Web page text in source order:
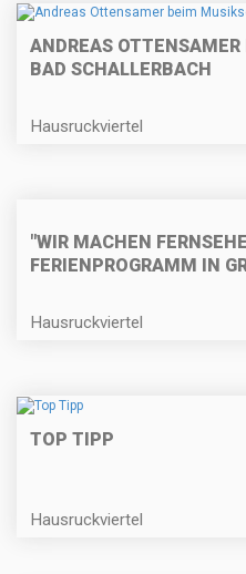
ANDREAS
BAD SCHALLERBACH
Hausruckviertel
"WIR MACHEN
FERIENPROGRAMM IN
Hausruckviertel
TOP TIPP
Hausruckviertel